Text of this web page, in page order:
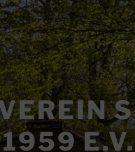
E.V.